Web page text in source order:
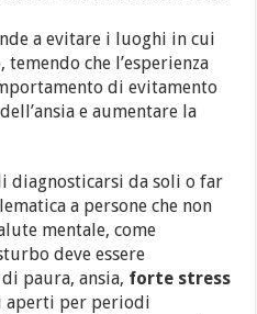
a evitare i luoghi in cui
che l’esperienza
di evitamento
e aumentare la
diagnosticarsi da soli o far
a persone che non
mentale, come
deve essere
paura, ansia, forte stress
aperti per periodi